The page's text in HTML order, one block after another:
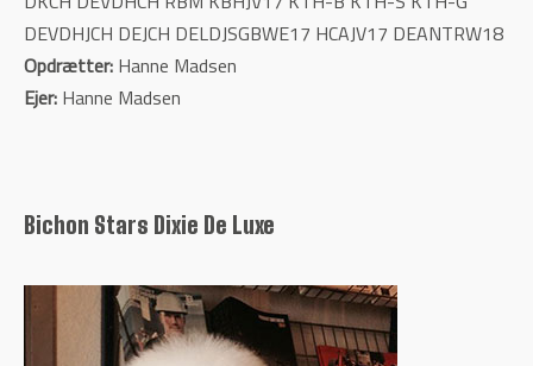
DEVDHJCH DEJCH DELDJSGBWE17 HCAJV17 DEANTRW18
Opdrætter: Hanne Madsen
Ejer: Hanne Madsen
Bichon Stars Dixie De Luxe